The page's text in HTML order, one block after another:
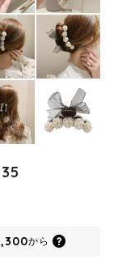
から